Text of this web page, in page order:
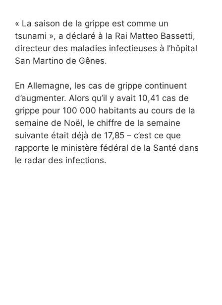
« La saison de la grippe est comme un
tsunami », a déclaré à la Rai Matteo Bassetti,
directeur des maladies infectieuses à l’hôpital
San Martino de Gênes.
En Allemagne, les cas de grippe continuent
d’augmenter. Alors qu’il y avait 10,41 cas de
grippe pour 100 000 habitants au cours de la
semaine de Noël, le chiffre de la semaine
suivante était déjà de 17,85 – c’est ce que
rapporte le ministère fédéral de la Santé dans
le radar des infections.